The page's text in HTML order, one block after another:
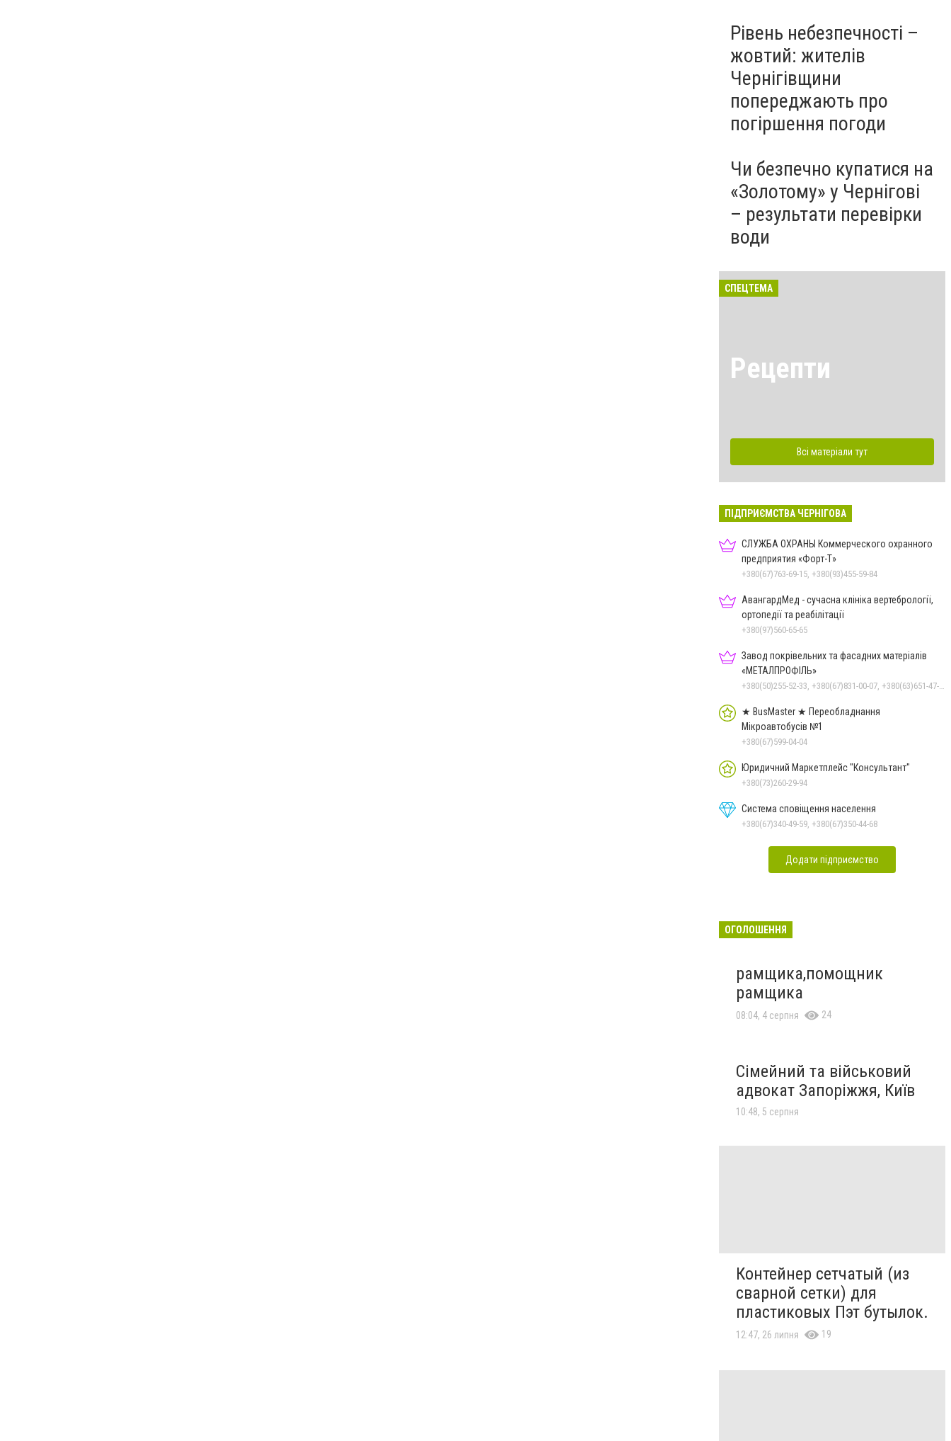
Рівень небезпечності –
жовтий: жителів
Чернігівщини
попереджають про
погіршення погоди
Чи безпечно купатися на
«Золотому» у Чернігові
– результати перевірки
води
СПЕЦТЕМА
Рецепти
Всі матеріали тут
ПІДПРИЄМСТВА ЧЕРНІГОВА
СЛУЖБА ОХРАНЫ Коммерческого охранного
предприятия «Форт-Т»
+380(67)763-69-15, +380(93)455-59-84
АвангардМед - сучасна клініка вертебрології,
ортопедії та реабілітації
+380(97)560-65-65
Завод покрівельних та фасадних матеріалів
«МЕТАЛПРОФІЛЬ»
★ BusMaster ★ Переобладнання
Мікроавтобусів №1
+380(67)599-04-04
Юридичний Маркетплейс "Консультант"
+380(73)260-29-94
Система сповіщення населення
+380(67)340-49-59, +380(67)350-44-68
Додати підприємство
ОГОЛОШЕННЯ
рамщика,помощник
рамщика
08:04, 4 серпня 24
Сімейний та військовий
адвокат Запоріжжя, Київ
10:48, 5 серпня
Контейнер сетчатый (из
сварной сетки) для
пластиковых Пэт бутылок.
12:47, 26 липня 19